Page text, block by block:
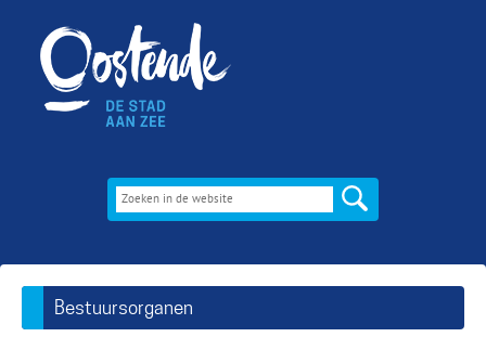
Bestuursorganen